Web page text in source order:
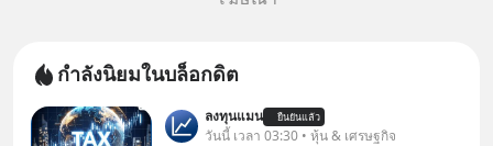
กำลังนิยมในบล็อกดิต
ลงทุนแมน ยืนยันแล้ว
วันนี้ เวลา 03:30 • หุ้น & เศรษฐกิจ